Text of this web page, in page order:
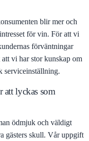
blir mer och
för vin. För att vi
förväntningar
vi har stor kunskap om
serviceinställning.
att lyckas som
ödmjuk och väldigt
gästers skull. Vår uppgift